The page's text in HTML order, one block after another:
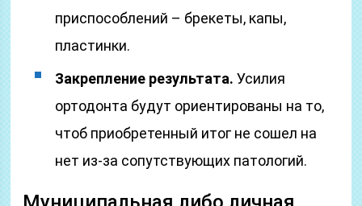
приспособлений – брекеты, капы,
пластинки.
Закрепление результата. Усилия
ортодонта будут ориентированы на то,
чтоб приобретенный итог не сошел на
нет из-за сопутствующих патологий.